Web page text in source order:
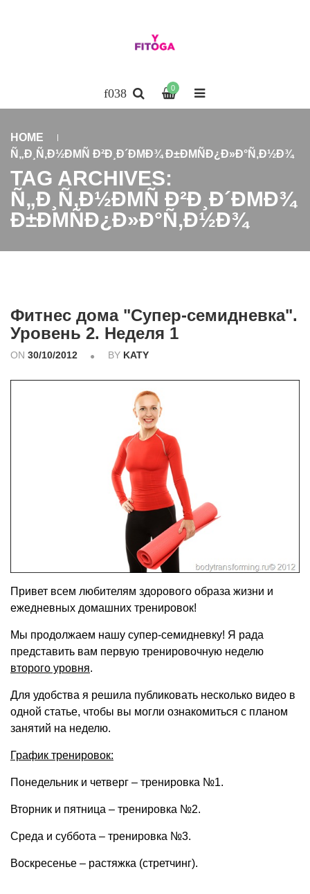
0
HOME
Ñ„Ð¸Ñ‚Ð½ÐΜÑ Ð²Ð¸Ð´ÐΜÐ¾ Ð±ÐΜÑÐ¿Ð»Ð°Ñ‚Ð½Ð¾
TAG ARCHIVES:
Ñ„Ð¸Ñ‚Ð½ÐΜÑ Ð²Ð¸Ð´ÐΜÐ¾
Ð±ÐΜÑÐ¿Ð»Ð°Ñ‚Ð½Ð¾
Фитнес дома "Супер-семидневка".
Уровень 2. Неделя 1
ON 30/10/2012 BY KATY
Привет всем любителям здорового образа жизни и
ежедневных домашних тренировок!
Мы продолжаем нашу супер-семидневку! Я рада
представить вам первую тренировочную неделю
второго уровня.
Для удобства я решила публиковать несколько видео в
одной статье, чтобы вы могли ознакомиться с планом
занятий на неделю.
График тренировок:
Понедельник и четверг – тренировка №1.
Вторник и пятница – тренировка №2.
Среда и суббота – тренировка №3.
Воскресенье – растяжка (стретчинг).